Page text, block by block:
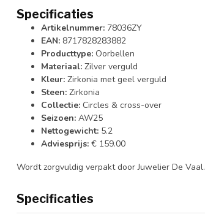
Specificaties
Artikelnummer: 78036ZY
EAN: 8717828283882
Producttype: Oorbellen
Materiaal: Zilver verguld
Kleur: Zirkonia met geel verguld
Steen: Zirkonia
Collectie: Circles & cross-over
Seizoen: AW25
Nettogewicht: 5.2
Adviesprijs: € 159.00
Wordt zorgvuldig verpakt door Juwelier De Vaal.
Specificaties